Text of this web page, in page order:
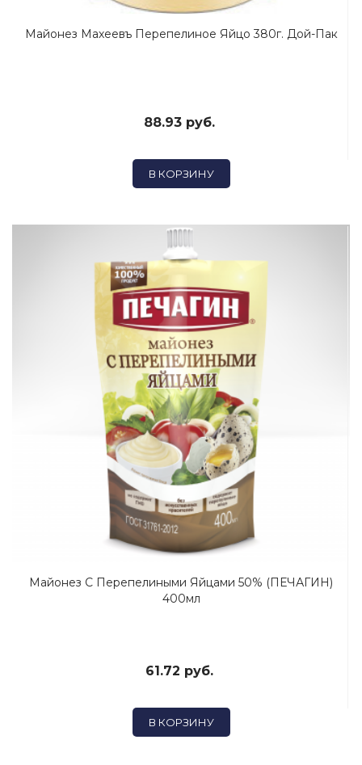
Майонез Махеевъ Перепелиное Яйцо 380г. Дой-Пак
88.93 руб.
В КОРЗИНУ
Майонез С Перепелиными Яйцами 50% (ПЕЧАГИН)
400мл
61.72 руб.
В КОРЗИНУ